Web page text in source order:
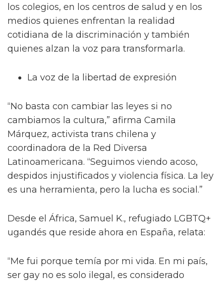
los colegios, en los centros de salud y en los
medios quienes enfrentan la realidad
cotidiana de la discriminación y también
quienes alzan la voz para transformarla.
La voz de la libertad de expresión
“No basta con cambiar las leyes si no
cambiamos la cultura,” afirma Camila
Márquez, activista trans chilena y
coordinadora de la Red Diversa
Latinoamericana. “Seguimos viendo acoso,
despidos injustificados y violencia física. La ley
es una herramienta, pero la lucha es social.”
Desde el África, Samuel K., refugiado LGBTQ+
ugandés que reside ahora en España, relata:
“Me fui porque temía por mi vida. En mi país,
ser gay no es solo ilegal, es considerado